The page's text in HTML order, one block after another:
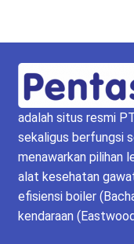
adalah situs resmi
sekaligus berfungsi
menawarkan pilihan
alat kesehatan
efisiensi boiler
kendaraan